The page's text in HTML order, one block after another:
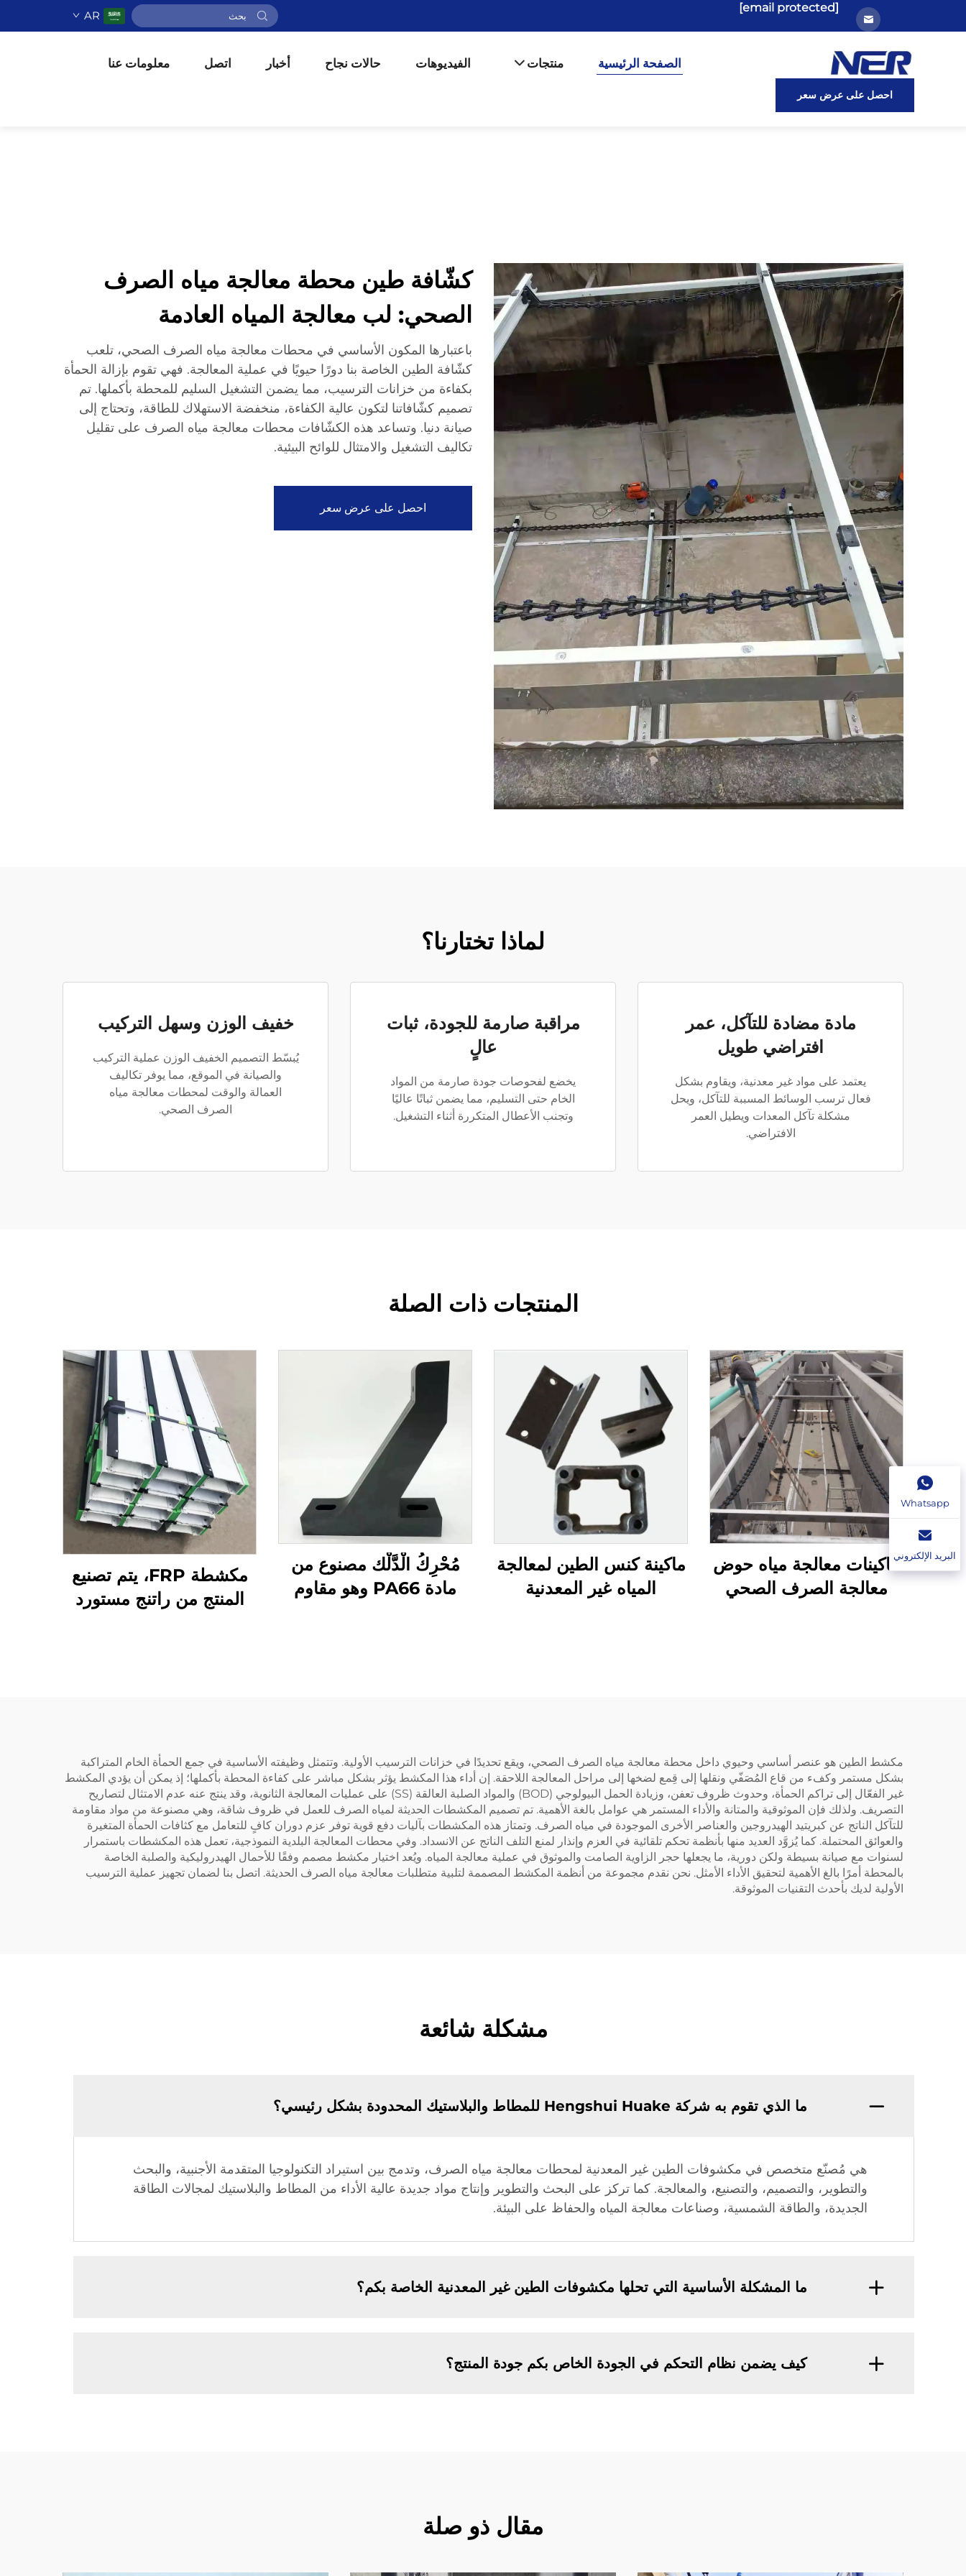
[email protected]
AR
الصفحة الرئيسية منتجات الفيديوهات حالات نجاح أخبار اتصل معلومات عنا
احصل على عرض سعر
كشّافة طين محطة معالجة مياه الصرف
الصحي: لب معالجة المياه العادمة
باعتبارها المكون الأساسي في محطات معالجة مياه الصرف الصحي، تلعب
كشّافة الطين الخاصة بنا دورًا حيويًا في عملية المعالجة. فهي تقوم بإزالة الحمأة
بكفاءة من خزانات الترسيب، مما يضمن التشغيل السليم للمحطة بأكملها. تم
تصميم كشّافاتنا لتكون عالية الكفاءة، منخفضة الاستهلاك للطاقة، وتحتاج إلى
صيانة دنيا. وتساعد هذه الكشّافات محطات معالجة مياه الصرف على تقليل
تكاليف التشغيل والامتثال للوائح البيئية.
احصل على عرض سعر
لماذا تختارنا؟
مادة مضادة للتآكل، عمر
افتراضي طويل
يعتمد على مواد غير معدنية، ويقاوم بشكل
فعال ترسب الوسائط المسببة للتآكل، ويحل
مشكلة تآكل المعدات ويطيل العمر
الافتراضي.
مراقبة صارمة للجودة، ثبات
عالٍ
يخضع لفحوصات جودة صارمة من المواد
الخام حتى التسليم، مما يضمن ثباتًا عاليًا
وتجنب الأعطال المتكررة أثناء التشغيل.
خفيف الوزن وسهل التركيب
يُبسّط التصميم الخفيف الوزن عملية التركيب
والصيانة في الموقع، مما يوفر تكاليف
العمالة والوقت لمحطات معالجة مياه
الصرف الصحي.
المنتجات ذات الصلة
ماكينات معالجة مياه حوض
معالجة الصرف الصحي
ماكينة كنس الطين لمعالجة
المياه غير المعدنية
مُحْرِكُ الْدَّلْك مصنوع من
مادة PA66 وهو مقاوم
مكشطة FRP، يتم تصنيع
المنتج من راتنج مستورد
مكشط الطين هو عنصر أساسي وحيوي داخل محطة معالجة مياه الصرف الصحي، ويقع تحديدًا في خزانات الترسيب الأولية. وتتمثل وظيفته الأساسية في جمع الحمأة الخام المتراكبة
بشكل مستمر وكفء من قاع المُصَفّي ونقلها إلى قِمع لضخها إلى مراحل المعالجة اللاحقة. إن أداء هذا المكشط يؤثر بشكل مباشر على كفاءة المحطة بأكملها؛ إذ يمكن أن يؤدي المكشط
غير الفعّال إلى تراكم الحمأة، وحدوث ظروف تعفن، وزيادة الحمل البيولوجي (BOD) والمواد الصلبة العالقة (SS) على عمليات المعالجة الثانوية، وقد ينتج عنه عدم الامتثال لتصاريح
التصريف. ولذلك فإن الموثوقية والمتانة والأداء المستمر هي عوامل بالغة الأهمية. تم تصميم المكشطات الحديثة لمياه الصرف للعمل في ظروف شاقة، وهي مصنوعة من مواد مقاومة
للتآكل الناتج عن كبريتيد الهيدروجين والعناصر الأخرى الموجودة في مياه الصرف. وتمتاز هذه المكشطات بآليات دفع قوية توفر عزم دوران كافٍ للتعامل مع كثافات الحمأة المتغيرة
والعوائق المحتملة. كما يُزوَّد العديد منها بأنظمة تحكم تلقائية في العزم وإنذار لمنع التلف الناتج عن الانسداد. وفي محطات المعالجة البلدية النموذجية، تعمل هذه المكشطات باستمرار
لسنوات مع صيانة بسيطة ولكن دورية، ما يجعلها حجر الزاوية الصامت والموثوق في عملية معالجة المياه. ويُعد اختيار مكشط مصمم وفقًا للأحمال الهيدروليكية والصلبة الخاصة
بالمحطة أمرًا بالغ الأهمية لتحقيق الأداء الأمثل. نحن نقدم مجموعة من أنظمة المكشط المصممة لتلبية متطلبات معالجة مياه الصرف الحديثة. اتصل بنا لضمان تجهيز عملية الترسيب
الأولية لديك بأحدث التقنيات الموثوقة.
مشكلة شائعة
ما الذي تقوم به شركة Hengshui Huake للمطاط والبلاستيك المحدودة بشكل رئيسي؟
هي مُصنّع متخصص في مكشوفات الطين غير المعدنية لمحطات معالجة مياه الصرف، وتدمج بين استيراد التكنولوجيا المتقدمة الأجنبية، والبحث
والتطوير، والتصميم، والتصنيع، والمعالجة. كما تركز على البحث والتطوير وإنتاج مواد جديدة عالية الأداء من المطاط والبلاستيك لمجالات الطاقة
الجديدة، والطاقة الشمسية، وصناعات معالجة المياه والحفاظ على البيئة.
ما المشكلة الأساسية التي تحلها مكشوفات الطين غير المعدنية الخاصة بكم؟
كيف يضمن نظام التحكم في الجودة الخاص بكم جودة المنتج؟
مقال ذو صلة
Whatsapp
البريد الإلكتروني